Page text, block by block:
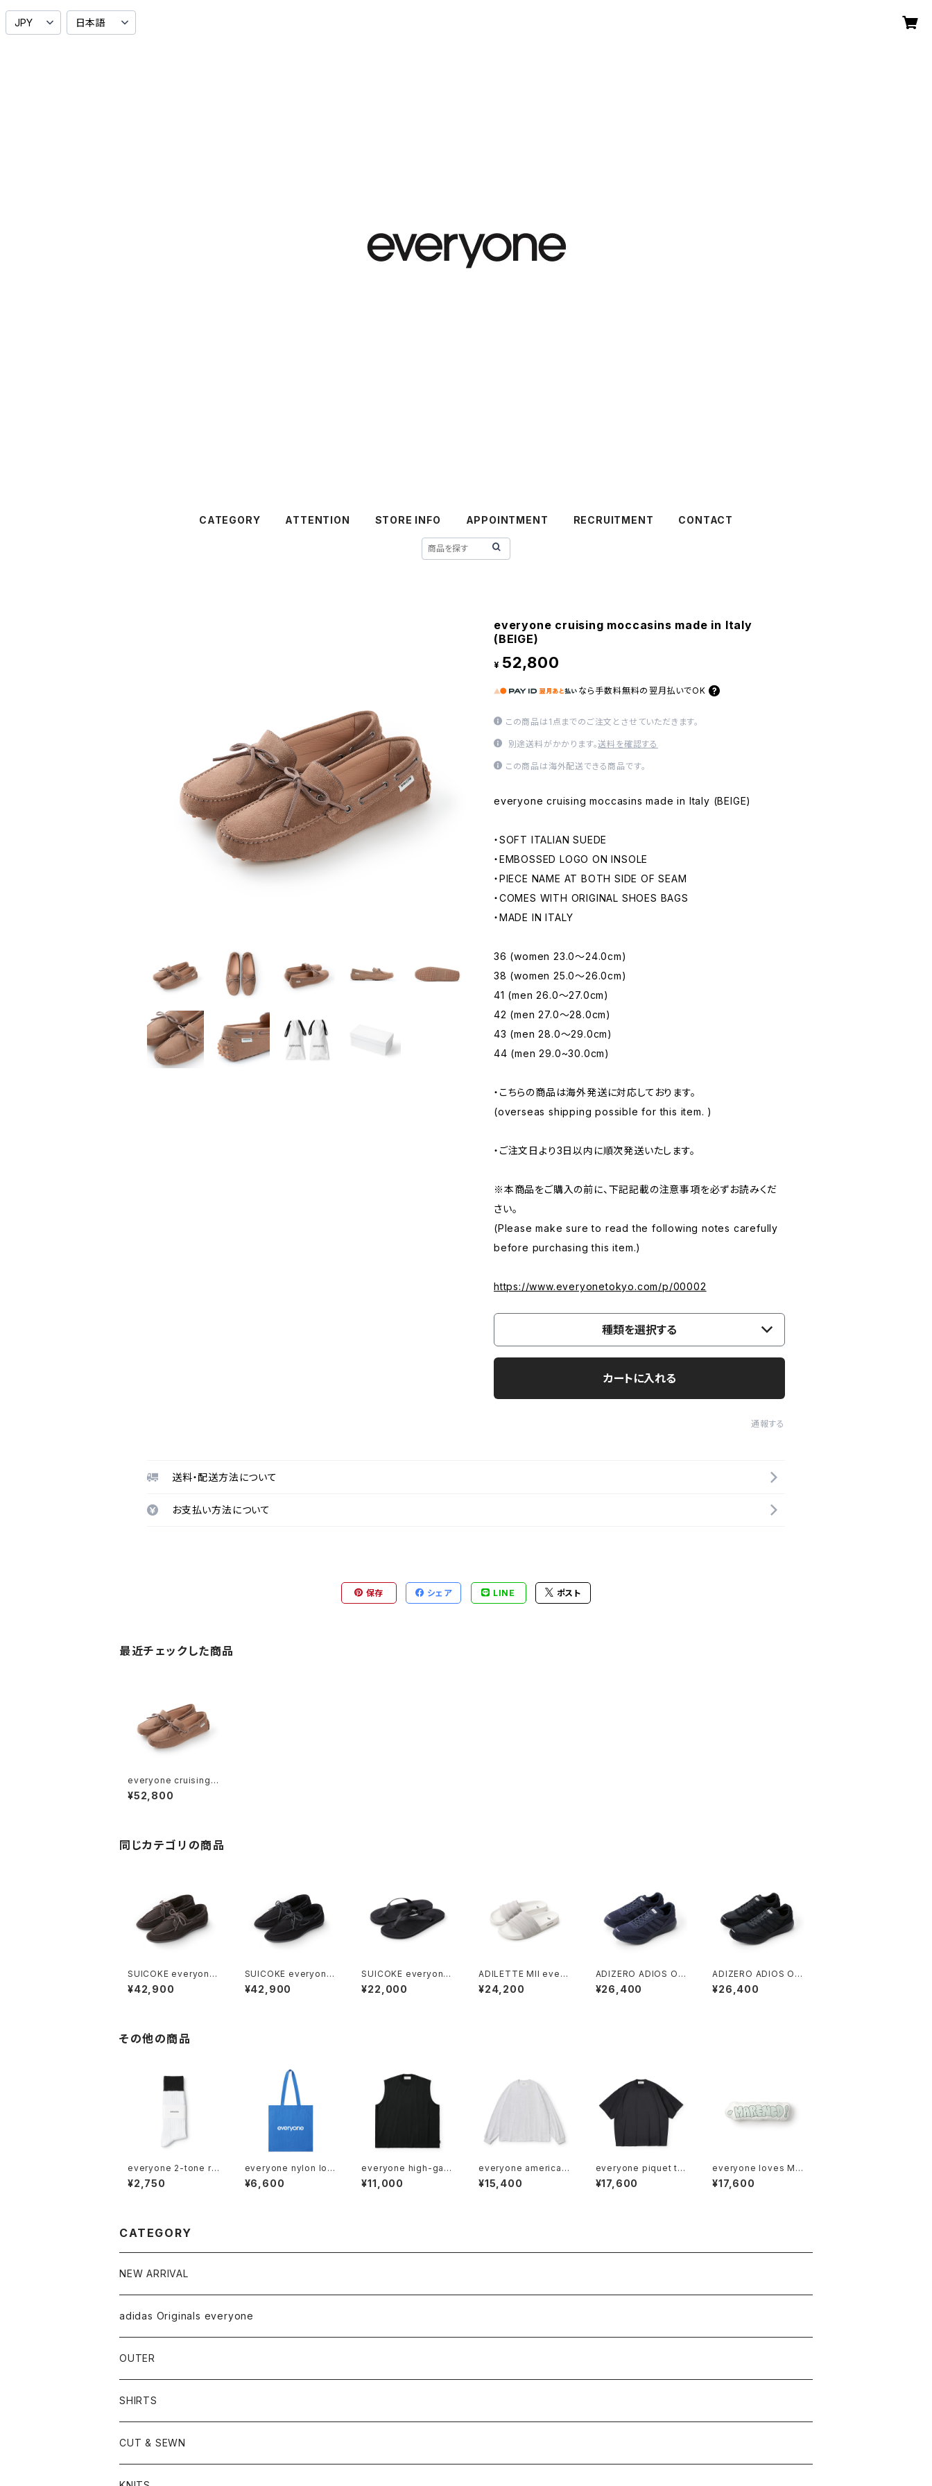
CATEGORY ATTENTION STORE INFO APPOINTMENT RECRUITMENT CONTACT
everyone cruising moccasins made in Italy
(BEIGE)
¥ 52,800
なら 手数料無料の 翌月払いでOK
この商品は1点までのご注文とさせていただきます。
別途送料がかかります。送料を確認する
この商品は海外配送できる商品です。
everyone cruising moccasins made in Italy (BEIGE)
・SOFT ITALIAN SUEDE
・EMBOSSED LOGO ON INSOLE
・PIECE NAME AT BOTH SIDE OF SEAM
・COMES WITH ORIGINAL SHOES BAGS
・MADE IN ITALY
36 (women 23.0〜24.0cm)
38 (women 25.0〜26.0cm)
41 (men 26.0〜27.0cm)
42 (men 27.0〜28.0cm)
43 (men 28.0〜29.0cm)
44 (men 29.0~30.0cm)
・こちらの商品は海外発送に対応しております。
(overseas shipping possible for this item. )
・ご注文日より3日以内に順次発送いたします。
※本商品をご購入の前に、下記記載の注意事項を必ずお読みくだ
さい。
(Please make sure to read the following notes carefully
before purchasing this item.)
https://www.everyonetokyo.com/p/00002
種類を選択する
カートに入れる
通報する
送料・配送方法について
お支払い方法について
保存 シェア LINE ポスト
最近チェックした商品
everyone cruising
moccasins made in
Italy (BEIGE)
¥52,800
同じカテゴリの商品
SUICOKE everyone
suede deck shoes
(D.BROWN)
¥42,900
SUICOKE everyone
suede deck shoes
(BLACK)
¥42,900
SUICOKE everyone
flip flop (BLACK)
¥22,000
ADILETTE MII every
one (WHITE)
¥24,200
ADIZERO ADIOS OG
everyone (LEGEND I
NK)
¥26,400
ADIZERO ADIOS OG
everyone (BLACK)
¥26,400
その他の商品
everyone 2-tone ri
b socks (WHITE/BL
ACK)
¥2,750
everyone nylon log
o tote bag (BLUE)
¥6,600
everyone high-gau
ge cotton no sleev
e tee shirt (BLACK)
¥11,000
everyone american
cotton long sleeve
tee shirt (ASH)
¥15,400
everyone piquet te
e shirt (BLACK)
¥17,600
everyone loves MA
RENCO throwie cus
hion by j.30000 (W
¥17,600
CATEGORY
NEW ARRIVAL
adidas Originals everyone
OUTER
SHIRTS
CUT & SEWN